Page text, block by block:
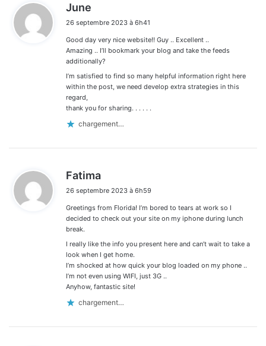
June
t
:
26 septembre 2023 à 6h41
Good day very nice website!! Guy .. Excellent ..
Amazing .. I’ll bookmark your blog and take the feeds
additionally?
I’m satisfied to find so many helpful information right here
within the post, we need develop extra strategies in this
regard,
thank you for sharing. . . . . .
chargement…
Fatima
t
:
26 septembre 2023 à 6h59
Greetings from Florida! I’m bored to tears at work so I
decided to check out your site on my iphone during lunch
break.
I really like the info you present here and can’t wait to take a
look when I get home.
I’m shocked at how quick your blog loaded on my phone ..
I’m not even using WIFI, just 3G ..
Anyhow, fantastic site!
chargement…